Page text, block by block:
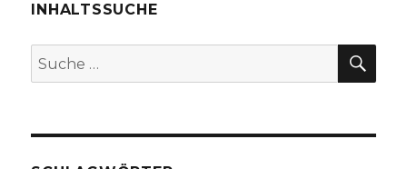
zu
Bonhoeffer
von
INHALTSSUCHE
Suche
nach: